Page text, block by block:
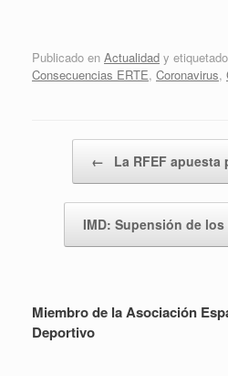
Publicado en Actualidad y etiquetado
Consecuencias ERTE, Coronavirus,
← La RFEF
IMD: Supensión de
Miembro de la Asociación
Deportivo